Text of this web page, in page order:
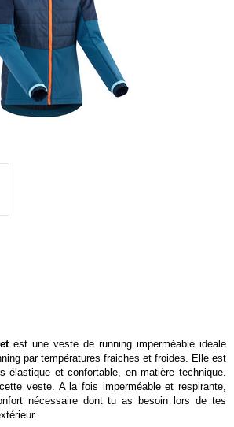
est une veste de running imperméable idéale
par températures fraiches et froides. Elle est
élastique et confortable, en matière technique.
veste. A la fois imperméable et respirante,
nécessaire dont tu as besoin lors de tes